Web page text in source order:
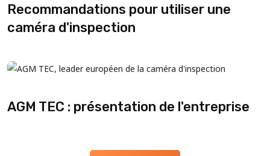
Recommandations pour utiliser une
caméra d'inspection
AGM TEC : présentation de l'entreprise